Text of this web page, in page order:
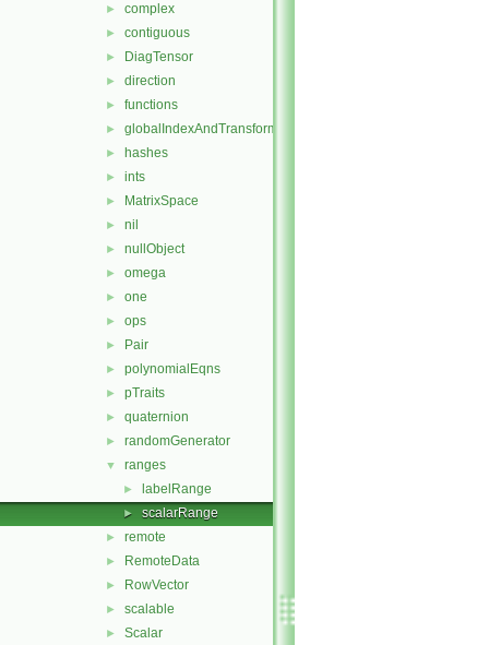
► complex
► contiguous
► DiagTensor
► direction
► functions
► globalIndexAndTransform
► hashes
► ints
► MatrixSpace
► nil
► nullObject
► omega
► one
► ops
► Pair
► polynomialEqns
► pTraits
► quaternion
► randomGenerator
▼ ranges
► labelRange
► scalarRange
► remote
► RemoteData
► RowVector
► scalable
► Scalar